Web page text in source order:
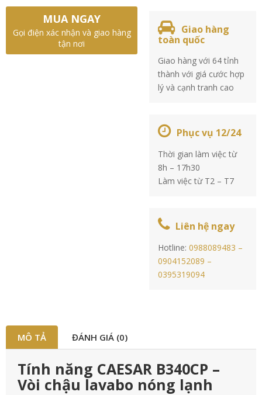
MUA NGAY
Gọi điện xác nhận và giao hàng
tận nơi
Giao hàng
toàn quốc
Giao hàng với 64 tỉnh
thành với giá cước hợp
lý và cạnh tranh cao
Phục vụ 12/24
Thời gian làm việc từ
8h – 17h30
Làm việc từ T2 – T7
Liên hệ ngay
Hotline:0988089483 –
0904152089 –
0395319094
MÔ TẢ ĐÁNH GIÁ (0)
Tính năng CAESAR B340CP –
Vòi chậu lavabo nóng lạnh